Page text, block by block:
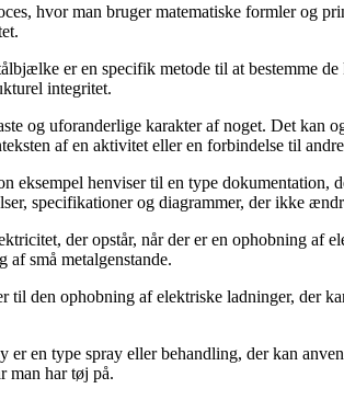
hvor man bruger matematiske formler og
er en specifik metode til at bestemme
integritet.
og uforanderlige karakter af noget. Det kan
af en aktivitet eller en forbindelse til
eksempel henviser til en type
specifikationer og diagrammer, der ikke
der opstår, når der er en ophobning af
små metalgenstande.
den ophobning af elektriske ladninger, der
en type spray eller behandling, der kan
man har tøj på.